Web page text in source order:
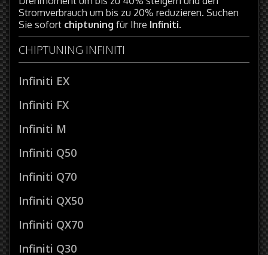
Stromverbrauch um bis zu 20% reduzieren. Suchen
Sie sofort chiptuning für Ihre Infiniti.
CHIPTUNING INFINITI
Infiniti EX
Infiniti FX
Infiniti M
Infiniti Q50
Infiniti Q70
Infiniti QX50
Infiniti QX70
Infiniti Q30